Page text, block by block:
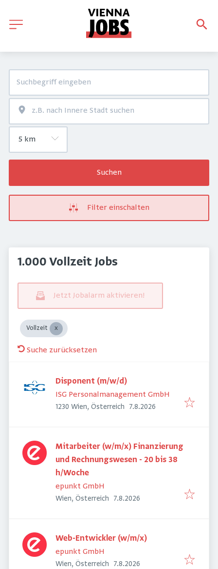
Suchen
Filter einschalten
1.000 Vollzeit Jobs
Jetzt Jobalarm aktivieren!
Vollzeit
Suche zurücksetzen
Disponent (m/w/d)
ISG Personalmanagement GmbH
1230 Wien, Österreich Veröffentlicht
7.8.2026
Mitarbeiter (w/m/x) Finanzierung
und Rechnungswesen - 20 bis 38
h/Woche
epunkt GmbH
Wien, Österreich Veröffentlicht
7.8.2026
Web-Entwickler (w/m/x)
epunkt GmbH
Wien, Österreich Veröffentlicht
7.8.2026